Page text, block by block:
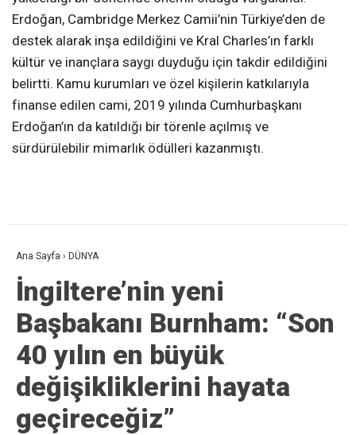
Erdoğan, Cambridge Merkez Camii’nin Türkiye’den de
destek alarak inşa edildiğini ve Kral Charles’ın farklı
kültür ve inançlara saygı duyduğu için takdir edildiğini
belirtti. Kamu kurumları ve özel kişilerin katkılarıyla
finanse edilen cami, 2019 yılında Cumhurbaşkanı
Erdoğan’ın da katıldığı bir törenle açılmış ve
sürdürülebilir mimarlık ödülleri kazanmıştı.
Ana Sayfa › DÜNYA
İngiltere’nin yeni
Başbakanı Burnham: “Son
40 yılın en büyük
değişikliklerini hayata
geçireceğiz”